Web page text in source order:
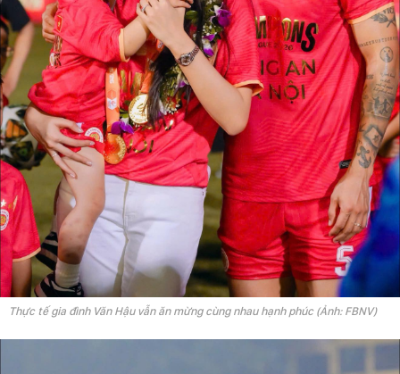
Thực tế gia đình Văn Hậu vẫn ăn mừng cùng nhau hạnh phúc (Ảnh: FBNV)